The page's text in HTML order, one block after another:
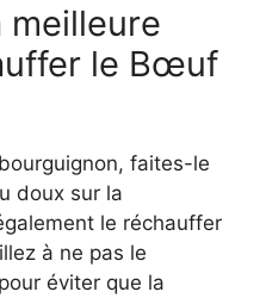
meilleure
le Bœuf
faites-le
doux sur la
le réchauffer
à ne pas le
éviter que la